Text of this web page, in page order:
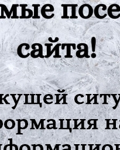
кишечника
корней аира алтея,